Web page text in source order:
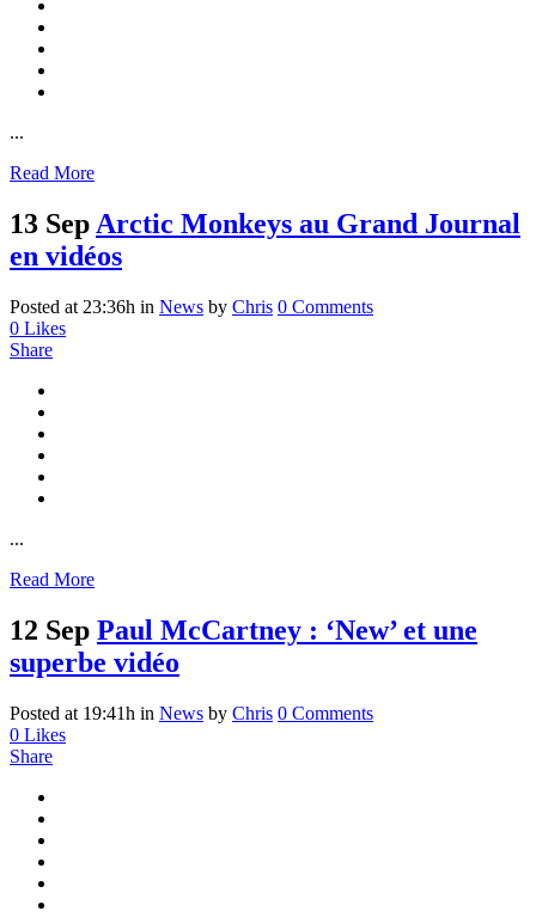
...
Read More
13 Sep Arctic Monkeys au Grand Journal
en vidéos
Posted at 23:36h in News by Chris 0 Comments
0 Likes
Share
...
Read More
12 Sep Paul McCartney : ‘New’ et une
superbe vidéo
Posted at 19:41h in News by Chris 0 Comments
0 Likes
Share